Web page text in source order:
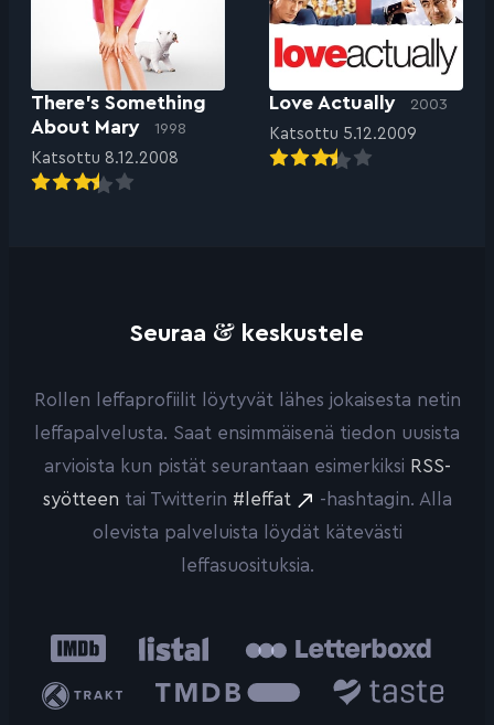
There’s Something
About Mary
1998
Katsottu 8.12.2008
Love Actually 2003
Katsottu 5.12.2009
Seuraa & keskustele
Rollen leffaprofiilit löytyvät lähes jokaisesta netin
leffapalvelusta. Saat ensimmäisenä tiedon uusista
arvioista kun pistät seurantaan esimerkiksi RSS-
syötteen tai Twitterin #leffat
-hashtagin. Alla
olevista palveluista löydät kätevästi
leffasuosituksia.
IMDb Listal
Trakt